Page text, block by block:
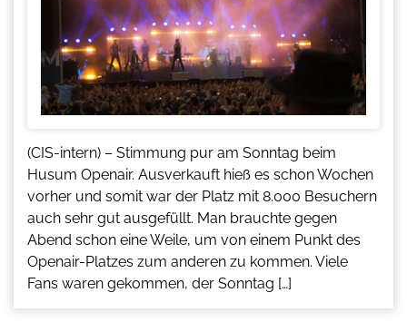
(CIS-intern) – Stimmung pur am Sonntag beim
Husum Openair. Ausverkauft hieß es schon Wochen
vorher und somit war der Platz mit 8.000 Besuchern
auch sehr gut ausgefüllt. Man brauchte gegen
Abend schon eine Weile, um von einem Punkt des
Openair-Platzes zum anderen zu kommen. Viele
Fans waren gekommen, der Sonntag […]